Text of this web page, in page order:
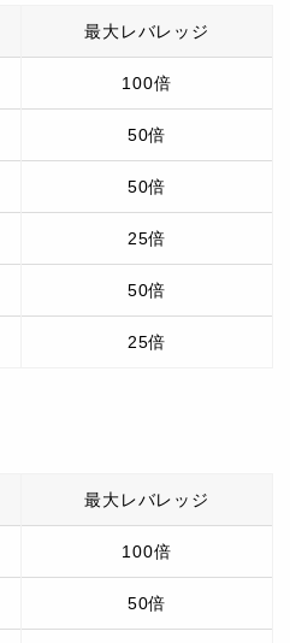
最大レバレッジ
100倍
50倍
50倍
25倍
50倍
25倍
最大レバレッジ
100倍
50倍